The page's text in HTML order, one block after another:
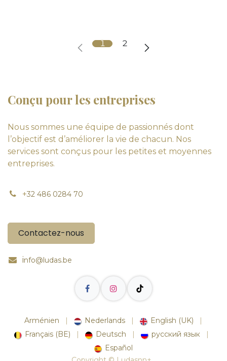
1 2
Conçu pour les entreprises
Nous sommes une équipe de passionnés dont
l’objectif est d’améliorer la vie de chacun. Nos
services sont conçus pour les petites et moyennes
entreprises.
+32 486 0284 70
Contactez-nous
info@ludas.be
Arménien | Nederlands | English (UK)
|
Français (BE)
| Deutsch | русский язык
|
Español